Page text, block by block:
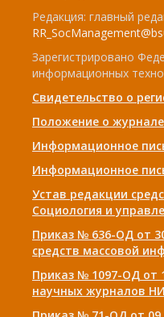
Редакция: главный
Зарегистрировано
информационных
Свидетельство о
Положение о журнале
Информационное
Информационное
Устав редакции
Социология и
Приказ № 636-ОД от
средств массовой
Приказ № 1097-ОД от
научных журналов